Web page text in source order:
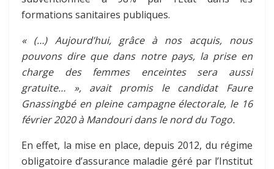
formations sanitaires publiques.
« (…) Aujourd’hui, grâce à nos acquis, nous
pouvons dire que dans notre pays, la prise en
charge des femmes enceintes sera aussi
gratuite… », avait promis le candidat Faure
Gnassingbé en pleine campagne électorale, le 16
février 2020 à Mandouri dans le nord du Togo.
En effet, la mise en place, depuis 2012, du régime
obligatoire d’assurance maladie géré par l’Institut